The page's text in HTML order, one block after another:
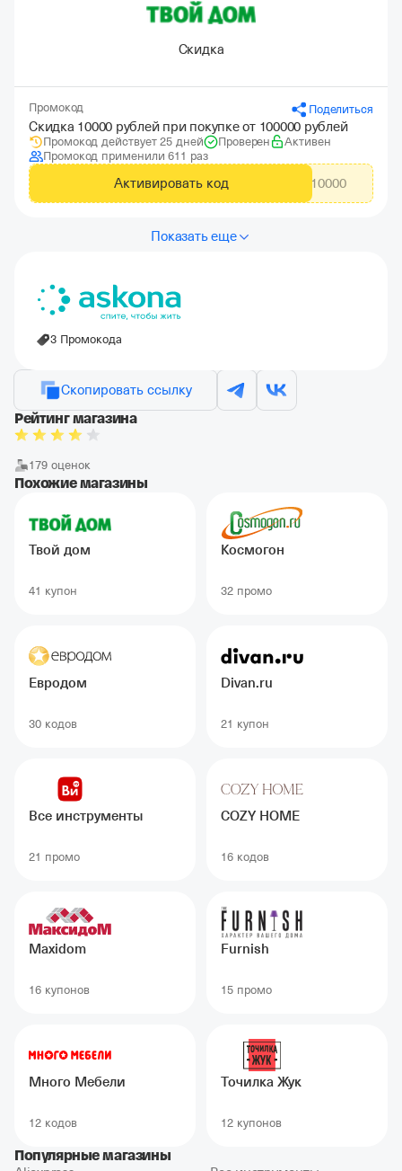
Скидка
Промокод Поделиться
Скидка 10000 рублей при покупке от 100000 рублей
Промокод действует 25 дней Проверен
Активен
Промокод применили 611 раз
Активировать код TDW10000
Показать еще
3 Промокода
Скопировать ссылку
Рейтинг магазина
179 оценок
Похожие магазины
Твой дом
41 купон
Космогон
32 промо
Евродом
30 кодов
Divan.ru
21 купон
Все инструменты
21 промо
COZY HOME
16 кодов
Maxidom
16 купонов
Furnish
15 промо
Много Мебели
12 кодов
Точилка Жук
12 купонов
Популярные магазины